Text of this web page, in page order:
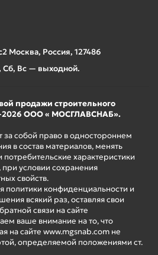
Москва, Россия, 127486
Сб, Вс — выходной.
продажи строительного
ООО « МОСГЛАВСНАБ».
за собой право в одностороннем
в состав материалов, менять
характеристики
условии сохранения
свойств.
политики конфиденциальности и
всякий раз, оставляя свои
связи на сайте
ваше внимание на то, что
сайте www.mgsnab.com не
определяемой положениями ст.